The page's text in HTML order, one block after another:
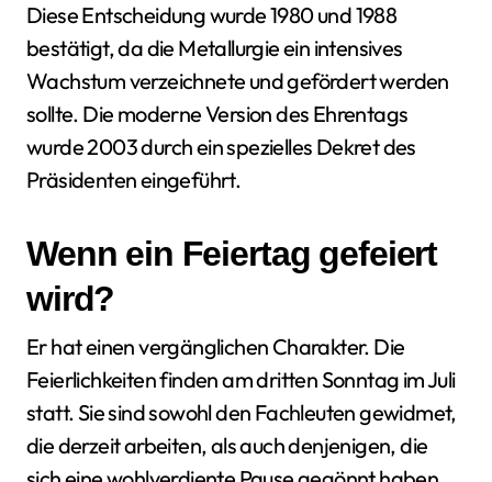
Diese Entscheidung wurde 1980 und 1988
bestätigt, da die Metallurgie ein intensives
Wachstum verzeichnete und gefördert werden
sollte. Die moderne Version des Ehrentags
wurde 2003 durch ein spezielles Dekret des
Präsidenten eingeführt.
Wenn ein Feiertag gefeiert
wird?
Er hat einen vergänglichen Charakter. Die
Feierlichkeiten finden am dritten Sonntag im Juli
statt. Sie sind sowohl den Fachleuten gewidmet,
die derzeit arbeiten, als auch denjenigen, die